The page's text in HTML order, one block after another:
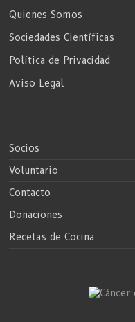
Quienes Somos
Sociedades Científicas
Política de Privacidad
Aviso Legal
Socios
Voluntario
Contacto
Donaciones
Recetas de Cocina